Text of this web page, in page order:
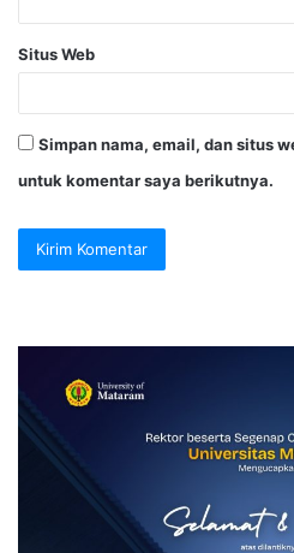
Situs Web
Simpan nama, email, dan situs
untuk komentar saya berikutnya.